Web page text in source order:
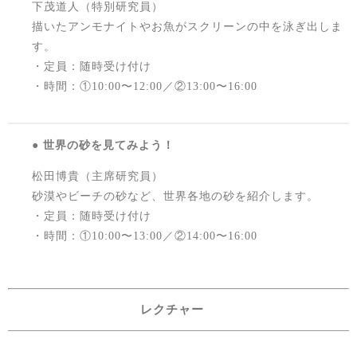
下茂道人（特別研究員）
描いたアンモナイトやお魚がスクリーンの中を泳ぎ出しま
す。
・定員：随時受け付け
・時間：①10:00〜12:00／②13:00〜16:00
● 世界の砂を見てみよう！
松田博貴（主席研究員）
砂漠やビーチの砂など、世界各地の砂を紹介します。
・定員：随時受け付け
・時間：①10:00〜13:00／②14:00〜16:00
レクチャー